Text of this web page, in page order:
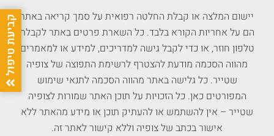
יישום המלצה או קבלת החלטה רפואית על סמך קריאה באתר
הם על אחריות הקורא בלבד. כל השארת פרטים באתר לקבלת
טלפון חוזר, או כדי לקבל גישה למדריכים, למידע או למאמרים
מהווה הסכמה מודעת להצטרף לרשימת התפוצה של צופיה
שטייר. כל גלישה באתר מהווה הסכמה לתנאי שימוש
המפורטים כאן. כל הזכויות על תוכן האתר שמורות לצופיה
שטייר – אין להשתמש או להעתיק תוכן או מידע מהאתר ללא
אישור בכתב של צופיה וללא קישור לאתר זה.